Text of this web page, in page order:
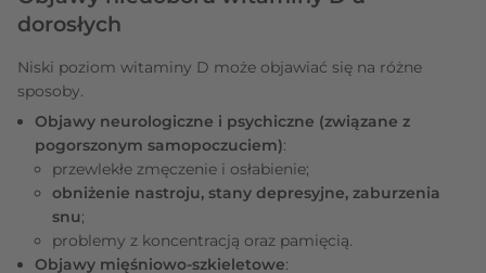
dorosłych
Niski poziom witaminy D może objawiać się na różne
sposoby.
Objawy neurologiczne i psychiczne (związane z
pogorszonym samopoczuciem):
przewlekłe zmęczenie i osłabienie;
obniżenie nastroju, stany depresyjne, zaburzenia
snu;
problemy z koncentracją oraz pamięcią.
Objawy mięśniowo-szkieletowe: